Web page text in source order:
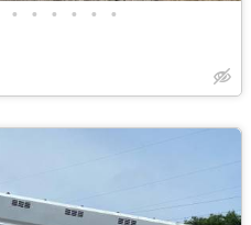
• • • • • •